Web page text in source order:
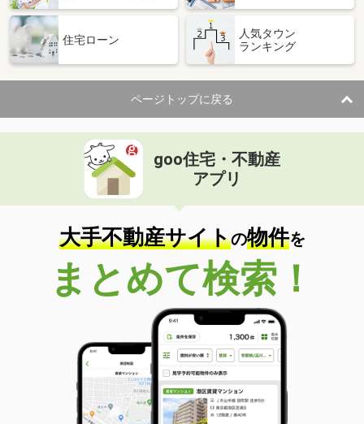
住宅ローン
人気タウン
ランキング
ページトップに戻る
goo住宅・不動産
アプリ
大手不動産サイトの物件を
まとめて検索！